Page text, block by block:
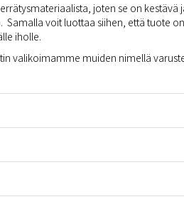
joten se on kestävä
Samalla voit luottaa siihen, että tuote
iholle.
valikoimamme muiden nimellä